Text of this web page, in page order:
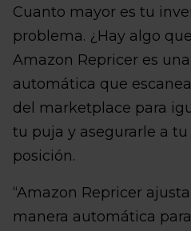
Cuanto mayor es tu
problema. ¿Hay algo
Amazon Repricer es
automática que
del marketplace para
tu puja y asegurarle a
posición.
“Amazon Repricer
manera automática